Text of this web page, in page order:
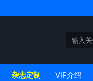
杂志定制 VIP介绍